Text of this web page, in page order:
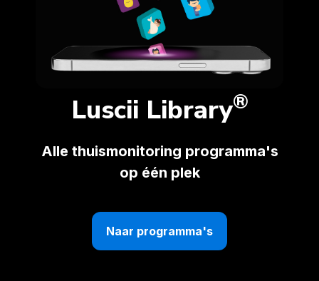
Luscii Library®
Alle thuismonitoring programma's
op één plek
Naar programma's